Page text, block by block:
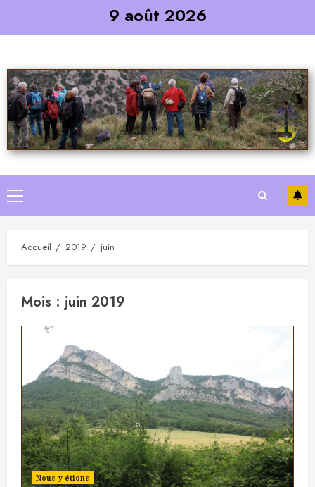
9 août 2026
Primary
Menu
Accueil 2019 juin
Mois : juin 2019
Nous y étions